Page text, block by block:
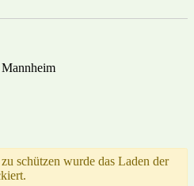
schützen wurde das Laden der